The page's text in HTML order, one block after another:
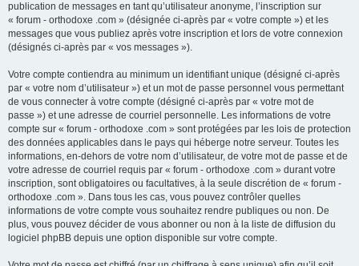
publication de messages en tant qu’utilisateur anonyme, l’inscription sur
« forum - orthodoxe .com » (désignée ci-après par « votre compte ») et les
messages que vous publiez après votre inscription et lors de votre connexion
(désignés ci-après par « vos messages »).
Votre compte contiendra au minimum un identifiant unique (désigné ci-après
par « votre nom d’utilisateur ») et un mot de passe personnel vous permettant
de vous connecter à votre compte (désigné ci-après par « votre mot de
passe ») et une adresse de courriel personnelle. Les informations de votre
compte sur « forum - orthodoxe .com » sont protégées par les lois de protection
des données applicables dans le pays qui héberge notre serveur. Toutes les
informations, en-dehors de votre nom d’utilisateur, de votre mot de passe et de
votre adresse de courriel requis par « forum - orthodoxe .com » durant votre
inscription, sont obligatoires ou facultatives, à la seule discrétion de « forum -
orthodoxe .com ». Dans tous les cas, vous pouvez contrôler quelles
informations de votre compte vous souhaitez rendre publiques ou non. De
plus, vous pouvez décider de vous abonner ou non à la liste de diffusion du
logiciel phpBB depuis une option disponible sur votre compte.